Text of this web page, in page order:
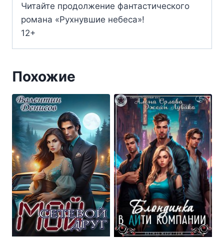
Читайте продолжение фантастического
романа «Рухнувшие небеса»!
12+
Похожие